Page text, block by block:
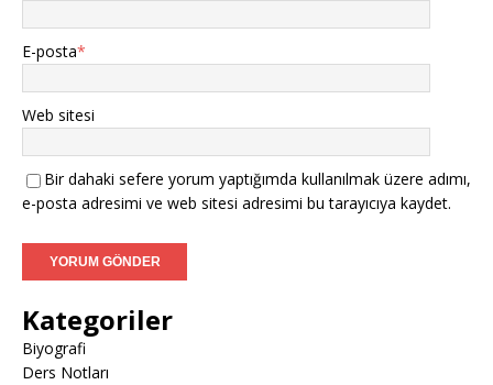
E-posta*
Web sitesi
Bir dahaki sefere yorum yaptığımda kullanılmak üzere adımı,
e-posta adresimi ve web sitesi adresimi bu tarayıcıya kaydet.
Kategoriler
Biyografi
Ders Notları